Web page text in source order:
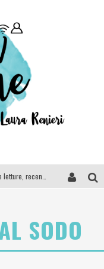
Anya Taylor-Joy, Jisoo e Willow Smith protagoniste della nuova campagna Dior Addict
SODO